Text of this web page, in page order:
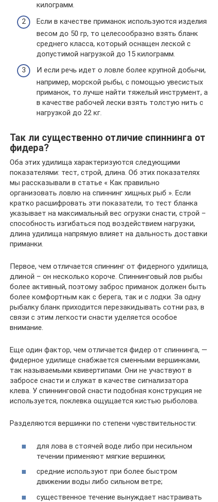
килограмм.
Если в качестве приманок используются изделия
весом до 50 гр, то целесообразно взять бланк
среднего класса, который оснащен леской с
допустимой нагрузкой до 15 килограмм.
И если речь идет о ловле более крупной добычи,
например, морской рыбы, с помощью увесистых
приманок, то лучше найти тяжелый инструмент, а
в качестве рабочей лески взять толстую нить с
нагрузкой до 22 кг.
Так ли существенно отличие спиннинга от
фидера?
Оба этих удилища характеризуются следующими
показателями: тест, строй, длина. Об этих показателях
мы рассказывали в статье « Как правильно
организовать ловлю на спиннинг хищных рыб ». Если
кратко расшифровать эти показатели, то тест бланка
указывает на максимальный вес огрузки снасти, строй –
способность изгибаться под воздействием нагрузки,
длина удилища напрямую влияет на дальность доставки
приманки.
Первое, чем отличается спиннинг от фидерного удилища,
длиной – он несколько короче. Спиннинговый лов рыбы
более активный, поэтому заброс приманок должен быть
более комфортным как с берега, так и с лодки. За одну
рыбалку бланк приходится перезакидывать сотни раз, в
связи с этим легкости снасти уделяется особое
внимание.
Еще один фактор, чем отличается фидер от спиннинга, —
фидерное удилище снабжается сменными вершинками,
так называемыми квивертипами. Они не участвуют в
забросе снасти и служат в качестве сигнализатора
клева. У спиннинговой снасти подобная конструкция не
используется, поклевка ощущается кистью рыболова.
Разделяются вершинки по степени чувствительности:
для лова в стоячей воде либо при несильном
течении применяют мягкие вершинки;
средние используют при более быстром
движении воды либо сильном ветре;
существенное течение вынуждает настраивать